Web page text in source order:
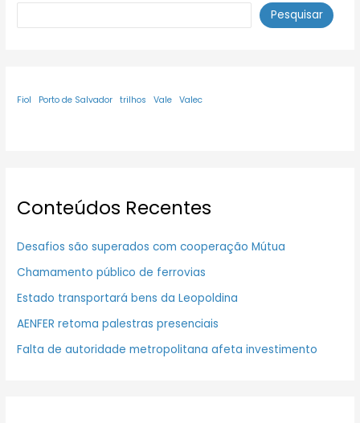
Pesquisar
Fiol Porto de Salvador trilhos Vale Valec
Conteúdos Recentes
Desafios são superados com cooperação Mútua
Chamamento público de ferrovias
Estado transportará bens da Leopoldina
AENFER retoma palestras presenciais
Falta de autoridade metropolitana afeta investimento